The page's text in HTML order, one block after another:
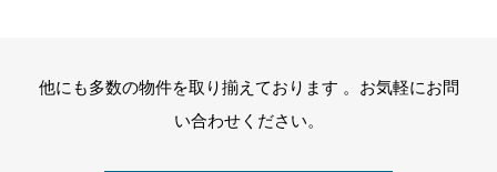
他にも多数の物件を取り揃えております 。お気軽にお問
い合わせください。